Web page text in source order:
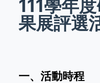
111學年
果展評選
一、活動時程